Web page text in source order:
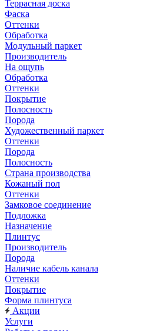
Террасная доска
Фаска
Оттенки
Обработка
Модульный паркет
Производитель
На ощупь
Обработка
Оттенки
Покрытие
Полосность
Порода
Художественный паркет
Оттенки
Порода
Полосность
Страна производства
Кожаный пол
Оттенки
Замковое соединение
Подложка
Назначение
Плинтус
Производитель
Порода
Наличие кабель канала
Оттенки
Покрытие
Форма плинтуса
Акции
Услуги